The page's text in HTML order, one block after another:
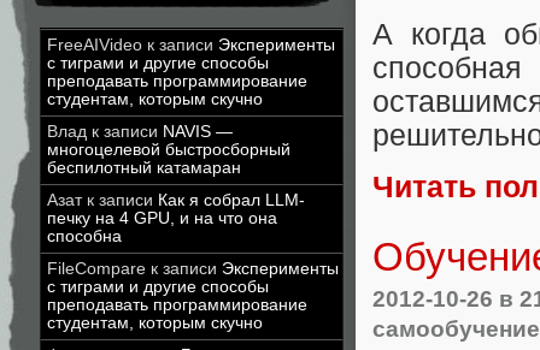
FreeAIVideo к записи Эксперименты
с тиграми и другие способы
преподавать программирование
студентам, которым скучно
Влад к записи NAVIS —
многоцелевой быстросборный
беспилотный катамаран
Азатк записи Как я собрал LLM-
печку на 4 GPU, и на что она
способна
FileCompare к записи Эксперименты
с тиграми и другие способы
преподавать программирование
студентам, которым скучно
А когда
Читать
2012-10-26 в
самообучение